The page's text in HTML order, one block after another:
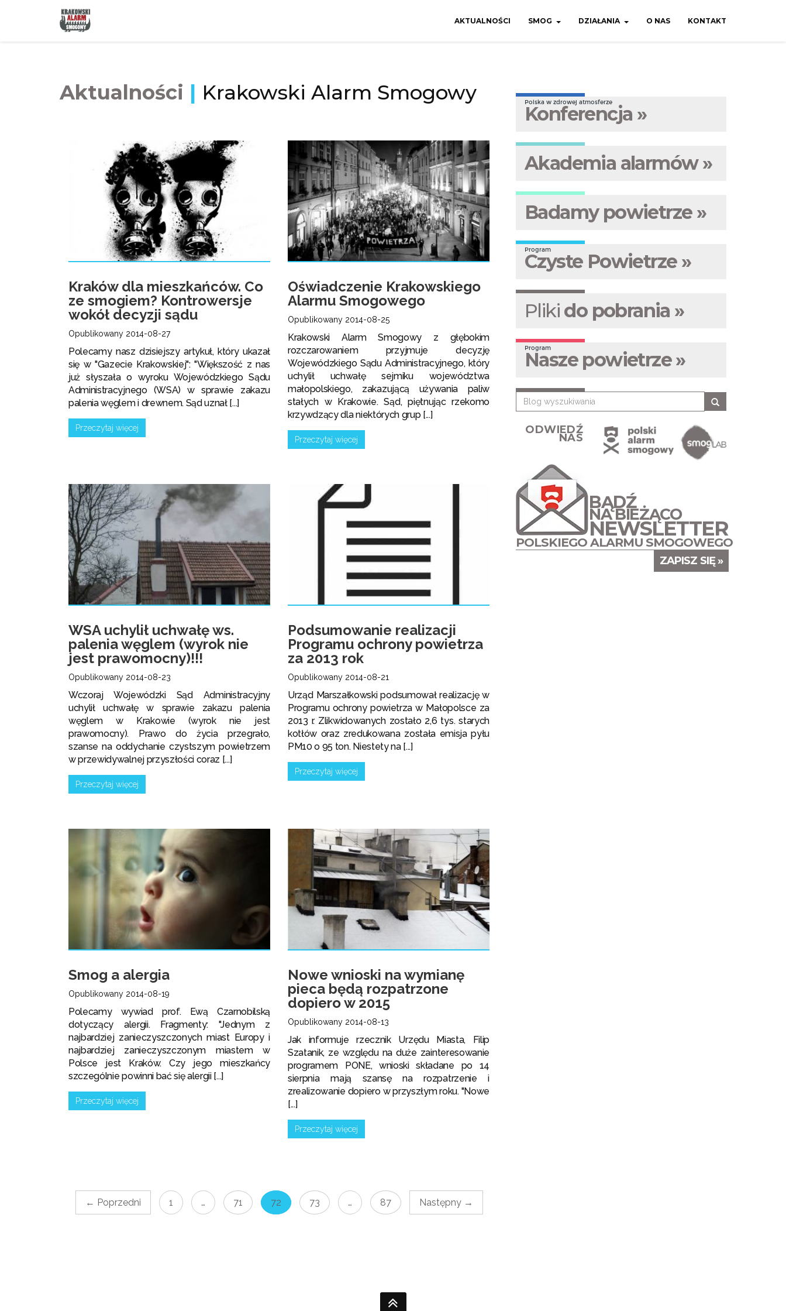
AKTUALNOŚCI SMOG DZIAŁANIA O NAS KONTAKT
Aktualności | Krakowski Alarm Smogowy
Kraków dla mieszkańców. Co
ze smogiem? Kontrowersje
wokół decyzji sądu
Opublikowany 2014-08-27
Polecamy nasz dzisiejszy artykuł, który ukazał
się w "Gazecie Krakowskiej": "Większość z nas
już słyszała o wyroku Wojewódzkiego Sądu
Administracyjnego (WSA) w sprawie zakazu
palenia węglem i drewnem. Sąd uznał [...]
Przeczytaj więcej
Oświadczenie Krakowskiego
Alarmu Smogowego
Opublikowany 2014-08-25
Krakowski Alarm Smogowy z głębokim
rozczarowaniem przyjmuje decyzję
Wojewódzkiego Sądu Administracyjnego, który
uchylił uchwałę sejmiku województwa
małopolskiego, zakazującą używania paliw
stałych w Krakowie. Sąd, piętnując rzekomo
krzywdzący dla niektórych grup [...]
Przeczytaj więcej
WSA uchylił uchwałę ws.
palenia węglem (wyrok nie
jest prawomocny)!!!
Opublikowany 2014-08-23
Wczoraj Wojewódzki Sąd Administracyjny
uchylił uchwałę w sprawie zakazu palenia
węglem w Krakowie (wyrok nie jest
prawomocny). Prawo do życia przegrało,
szanse na oddychanie czystszym powietrzem
w przewidywalnej przyszłości coraz [...]
Przeczytaj więcej
Podsumowanie realizacji
Programu ochrony powietrza
za 2013 rok
Opublikowany 2014-08-21
Urząd Marszałkowski podsumował realizację w
Programu ochrony powietrza w Małopolsce za
2013 r. Zlikwidowanych zostało 2,6 tys. starych
kotłów oraz zredukowana została emisja pyłu
PM10 o 95 ton. Niestety na [...]
Przeczytaj więcej
Smog a alergia
Opublikowany 2014-08-19
Polecamy wywiad prof. Ewą Czarnobilską
dotyczący alergii. Fragmenty: "Jednym z
najbardziej zanieczyszczonych miast Europy i
najbardziej zanieczyszczonym miastem w
Polsce jest Kraków. Czy jego mieszkańcy
szczególnie powinni bać się alergii [...]
Przeczytaj więcej
Nowe wnioski na wymianę
pieca będą rozpatrzone
dopiero w 2015
Opublikowany 2014-08-13
Jak informuje rzecznik Urzędu Miasta, Filip
Szatanik, ze względu na duże zainteresowanie
programem PONE, wnioski składane po 14
sierpnia mają szansę na rozpatrzenie i
zrealizowanie dopiero w przyszłym roku. "Nowe
[...]
Przeczytaj więcej
← Poprzedni 1 … 71 72 73 … 87 Następny →
Polska w zdrowej atmosferze
Konferencja »
Akademia alarmów »
Badamy powietrze »
Program
Czyste Powietrze »
Pliki do pobrania »
Program
Nasze powietrze »
ODWIEDŹ
NAS
BĄDŹ
NA BIEŻĄCO
NEWSLETTER
POLSKIEGO ALARMU SMOGOWEGO
ZAPISZ SIĘ »